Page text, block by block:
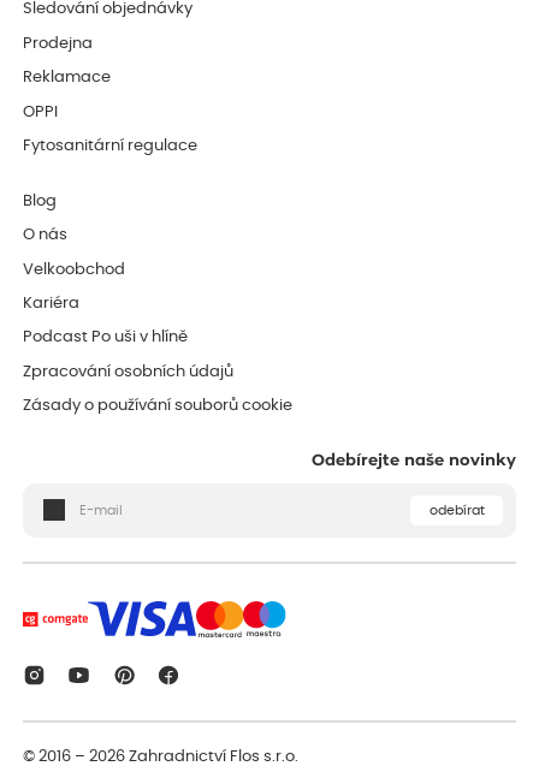
Sledování objednávky
Prodejna
Reklamace
OPPI
Fytosanitární regulace
Blog
O nás
Velkoobchod
Kariéra
Podcast Po uši v hlíně
Zpracování osobních údajů
Zásady o používání souborů cookie
Odebírejte naše novinky
odebírat
© 2016 – 2026Zahradnictví Flos s.r.o.